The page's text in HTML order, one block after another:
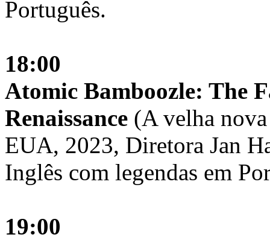
Português.
18:00
Atomic Bamboozle: The
Renaissance (A velha
EUA, 2023, Diretora Jan
Inglês com legendas em
19:00